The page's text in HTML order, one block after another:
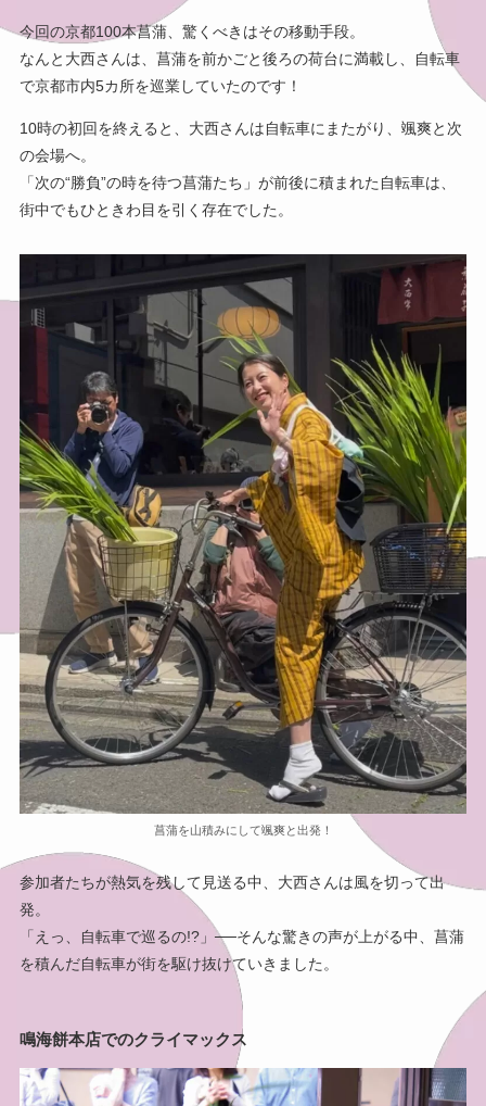
今回の京都100本菖蒲、驚くべきはその移動手段。
なんと大西さんは、菖蒲を前かごと後ろの荷台に満載し、自転車
で京都市内5カ所を巡業していたのです！
10時の初回を終えると、大西さんは自転車にまたがり、颯爽と次
の会場へ。
「次の“勝負”の時を待つ菖蒲たち」が前後に積まれた自転車は、
街中でもひときわ目を引く存在でした。
菖蒲を山積みにして颯爽と出発！
参加者たちが熱気を残して見送る中、大西さんは風を切って出
発。
「えっ、自転車で巡るの!?」──そんな驚きの声が上がる中、菖蒲
を積んだ自転車が街を駆け抜けていきました。
鳴海餅本店でのクライマックス